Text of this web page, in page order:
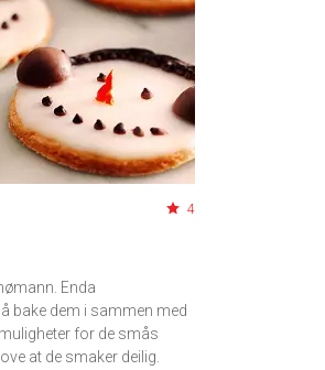
4
Enda
bake dem i sammen med
for de smås
at de smaker deilig.